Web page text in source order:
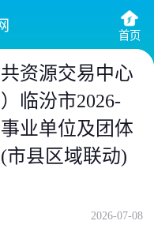
首页
资源交易中心
临汾市2026-
业单位及团体
市县区域联动)
2026-07-08